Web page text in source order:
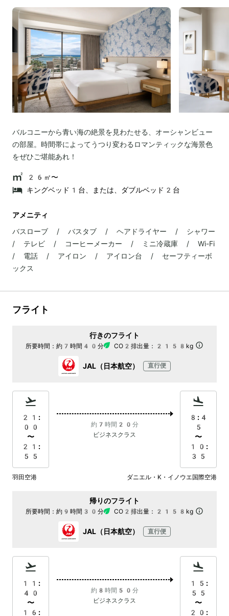
バルコニーから青い海の絶景を見わたせる、オーシャンビュー
の部屋。時間帯によってうつり変わるロマンティックな海景色
をぜひご堪能あれ！
26㎡〜
キングベッド1台、または、ダブルベッド2台
アメニティ
バスローブ / バスタブ / ヘアドライヤー / シャワー
/ テレビ / コーヒーメーカー / ミニ冷蔵庫 / Wi-Fi
/ 電話 / アイロン / アイロン台 / セーフティーボ
ックス
フライト
行きのフライト
所要時間： 約7時間40分 CO2排出量： 2158kg
JAL（日本航空） 直行便
21:
00
〜
21:
55
約7時間20分
ビジネスクラス
8:4
5
〜
10:
35
羽田空港 ダニエル・K・イノウエ国際空港
帰りのフライト
所要時間： 約9時間30分 CO2排出量： 2158kg
JAL（日本航空） 直行便
11:
40
〜
16:
約8時間50分
ビジネスクラス
15:
55
〜
20: